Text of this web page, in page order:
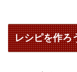
レシピを作ろ